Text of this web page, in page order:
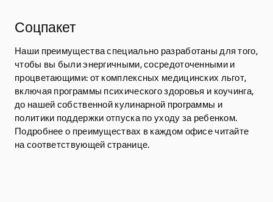
Соцпакет
Наши преимущества специально разработаны для того,
чтобы вы были энергичными, сосредоточенными и
процветающими: от комплексных медицинских льгот,
включая программы психического здоровья и коучинга,
до нашей собственной кулинарной программы и
политики поддержки отпуска по уходу за ребенком.
Подробнее о преимуществах в каждом офисе читайте
на соответствующей странице.